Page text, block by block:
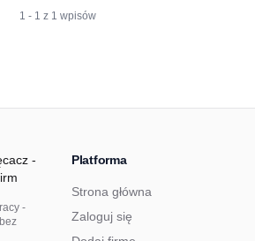
1 - 1 z 1 wpisów
-
-
Platforma
Strona główna
Zaloguj się